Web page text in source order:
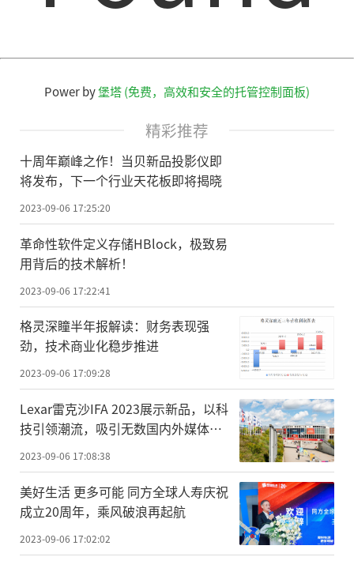
Power by堡塔 (免费，高效和安全的托管控制面板)
精彩推荐
十周年巅峰之作！当贝新品投影仪即
将发布，下一个行业天花板即将揭晓
2023-09-06 17:25:20
革命性软件定义存储HBlock，极致易
用背后的技术解析！
2023-09-06 17:22:41
格灵深瞳半年报解读：财务表现强
劲，技术商业化稳步推进
2023-09-06 17:09:28
Lexar雷克沙IFA 2023展示新品，以科
技引领潮流，吸引无数国内外媒体驻
足
2023-09-06 17:08:38
美好生活 更多可能 同方全球人寿庆祝
成立20周年，乘风破浪再起航
2023-09-06 17:02:02